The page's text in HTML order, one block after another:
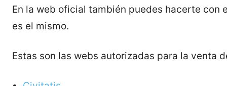
En la web oficial también puedes hacerte con
es el mismo.
Estas son las webs autorizadas para la venta